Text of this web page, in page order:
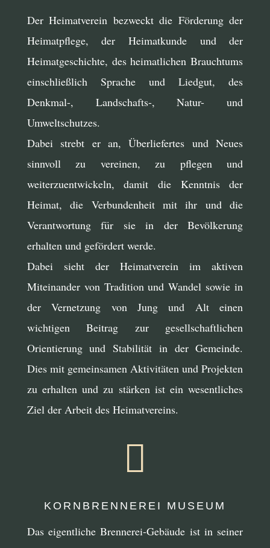
Der Heimatverein bezweckt die Förderung der
Heimatpflege, der Heimatkunde und der
Heimatgeschichte, des heimatlichen Brauchtums
einschließlich Sprache und Liedgut, des
Denkmal-, Landschafts-, Natur- und
Umweltschutzes.
Dabei strebt er an, Überliefertes und Neues
sinnvoll zu vereinen, zu pflegen und
weiterzuentwickeln, damit die Kenntnis der
Heimat, die Verbundenheit mit ihr und die
Verantwortung für sie in der Bevölkerung
erhalten und gefördert werde.
Dabei sieht der Heimatverein im aktiven
Miteinander von Tradition und Wandel sowie in
der Vernetzung von Jung und Alt einen
wichtigen Beitrag zur gesellschaftlichen
Orientierung und Stabilität in der Gemeinde.
Dies mit gemeinsamen Aktivitäten und Projekten
zu erhalten und zu stärken ist ein wesentliches
Ziel der Arbeit des Heimatvereins.

KORNBRENNEREI MUSEUM
Das eigentliche Brennerei-Gebäude ist in seiner